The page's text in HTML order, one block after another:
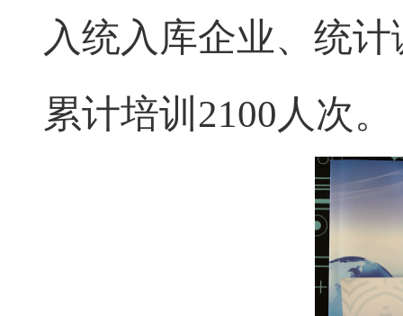
入统入库企业、统
累计培训2100人次。